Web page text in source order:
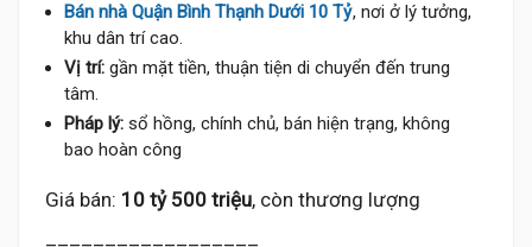
Bán nhà Quận Bình Thạnh Dưới 10 Tỷ, nơi ở lý tưởng,
khu dân trí cao.
Vị trí: gần mặt tiền, thuận tiện di chuyển đến trung
tâm.
Pháp lý: sổ hồng, chính chủ, bán hiện trạng, không
bao hoàn công
Giá bán: 10 tỷ 500 triệu, còn thương lượng
10.3 Tỷ